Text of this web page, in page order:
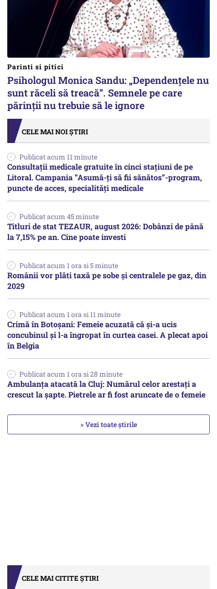
Parinti si pitici
Psihologul Monica Sandu: „Dependențele nu
sunt răceli să treacă”. Semnele pe care
părinții nu trebuie să le ignore
CELE MAI NOI ȘTIRI
Publicat acum 11 minute
Consultații medicale gratuite în cinci stațiuni de pe
Litoral. Campania ”Asumă-ți să fii sănătos”-program,
puncte de acces, specialități medicale
Publicat acum 45 minute
Titluri de stat TEZAUR, august 2026: Dobânzi de până
la 7,15% pe an. Cine poate investi
Publicat acum 1 ora si 5 minute
Românii vor plăti taxă pe sobe şi centralele pe gaz, din
2029
Publicat acum 1 ora si 11 minute
Crimă în Botoșani: Femeie acuzată că și-a ucis
concubinul și l-a îngropat în curtea casei. A plecat apoi
în Belgia
Publicat acum 1 ora si 28 minute
Ambulanța atacată la Cluj: Numărul celor arestați a
crescut la șapte. Pietrele ar fi fost aruncate de o femeie
» Vezi toate știrile
CELE MAI CITITE ȘTIRI